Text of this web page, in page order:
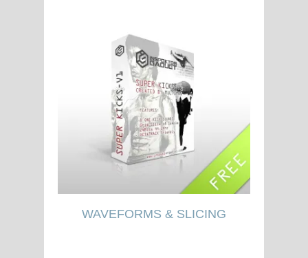
WAVEFORMS & SLICING